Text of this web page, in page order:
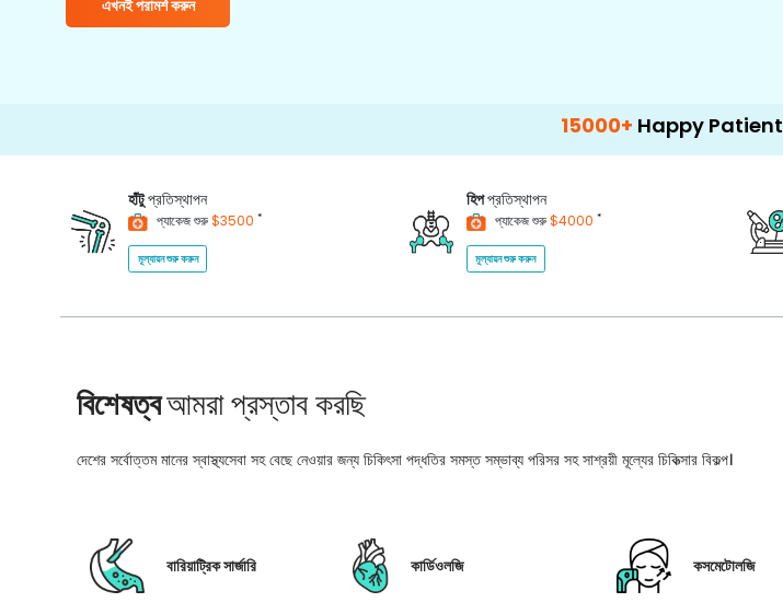
এখনই পরামর্শ করুন
Happy Patients 100+
হাঁটুপ্রতিস্থাপন
প্যাকেজ শুরু$3500 *
মূল্যায়ন শুরু করুন
হিপপ্রতিস্থাপন
প্যাকেজ শুরু$4000 *
মূল্যায়ন শুরু করুন
বিশেষত্বআমরা প্রস্তাব করছি
দেশের সর্বোত্তম মানের স্বাস্থ্যসেবা সহ বেছে নেওয়ার জন্য চিকিৎসা পদ্ধতির সমস্ত সম্ভাব্য পরিসর সহ সাশ্রয়ী মূল্যের চিকিত্সার বিকল্প।
বারিয়াট্রিক সার্জারি কার্ডিওলজি কসমেটোলজি